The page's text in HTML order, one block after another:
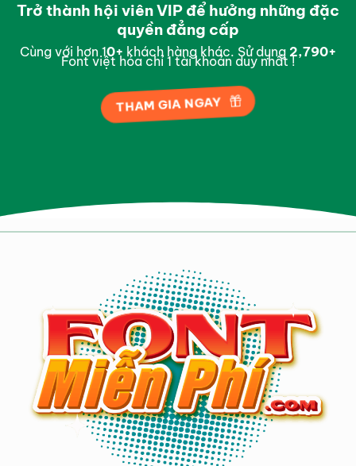
Trở thành hội viên VIP để hưởng những đặc
quyền đẳng cấp
Cùng với hơn 10+ khách hàng khác. Sử dụng 2,984+
Font việt hóa chỉ 1 tài khoản duy nhất !
THAM GIA NGAY